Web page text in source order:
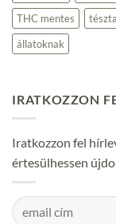
THC mentes
tészta
állatoknak
IRATKOZZON
Iratkozzon fel
értesülhessen